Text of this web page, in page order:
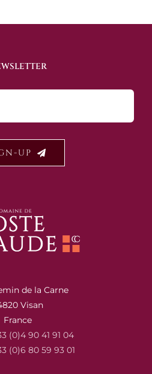
UP
de la Carne
Visan
France
(0)4 90 41 91 04
(0)6 80 59 93 01